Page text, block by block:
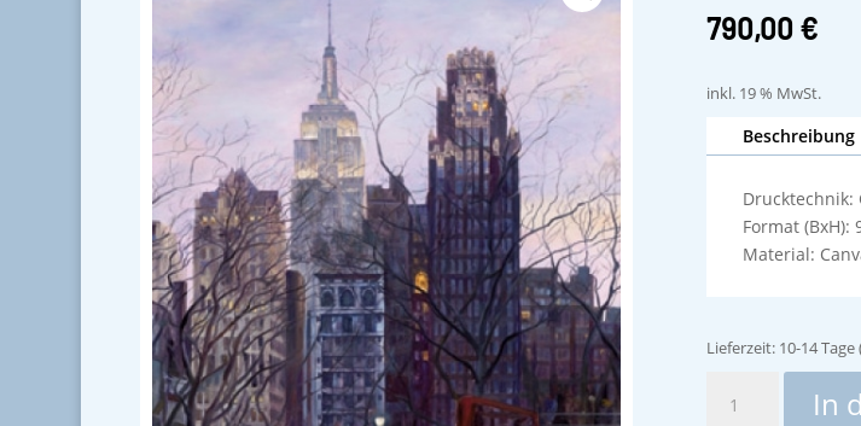
790,00 €
inkl. 19 % MwSt.
Beschreibung
Drucktechnik:
Format (BxH):
Material:
Lieferzeit: 10-14
Empire
In